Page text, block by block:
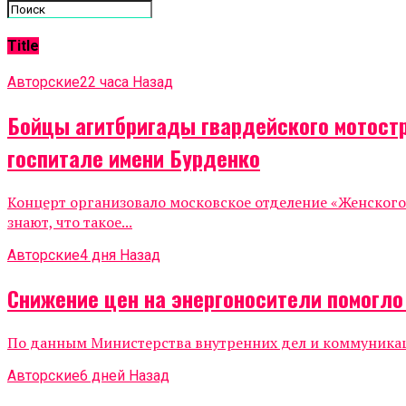
Title
Авторские22 часа Назад
Бойцы агитбригады гвардейского
госпитале имени Бурденко
Концерт организовало московское отделение
знают, что такое...
Авторские4 дня Назад
Снижение цен на энергоносители
По данным Министерства внутренних дел и
Авторские6 дней Назад